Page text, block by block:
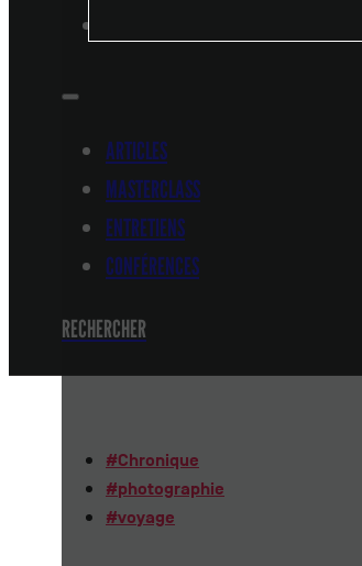
ARTICLES
MASTERCLASS
ENTRETIENS
CONFÉRENCES
RECHERCHER
#Chronique
#photographie
#voyage